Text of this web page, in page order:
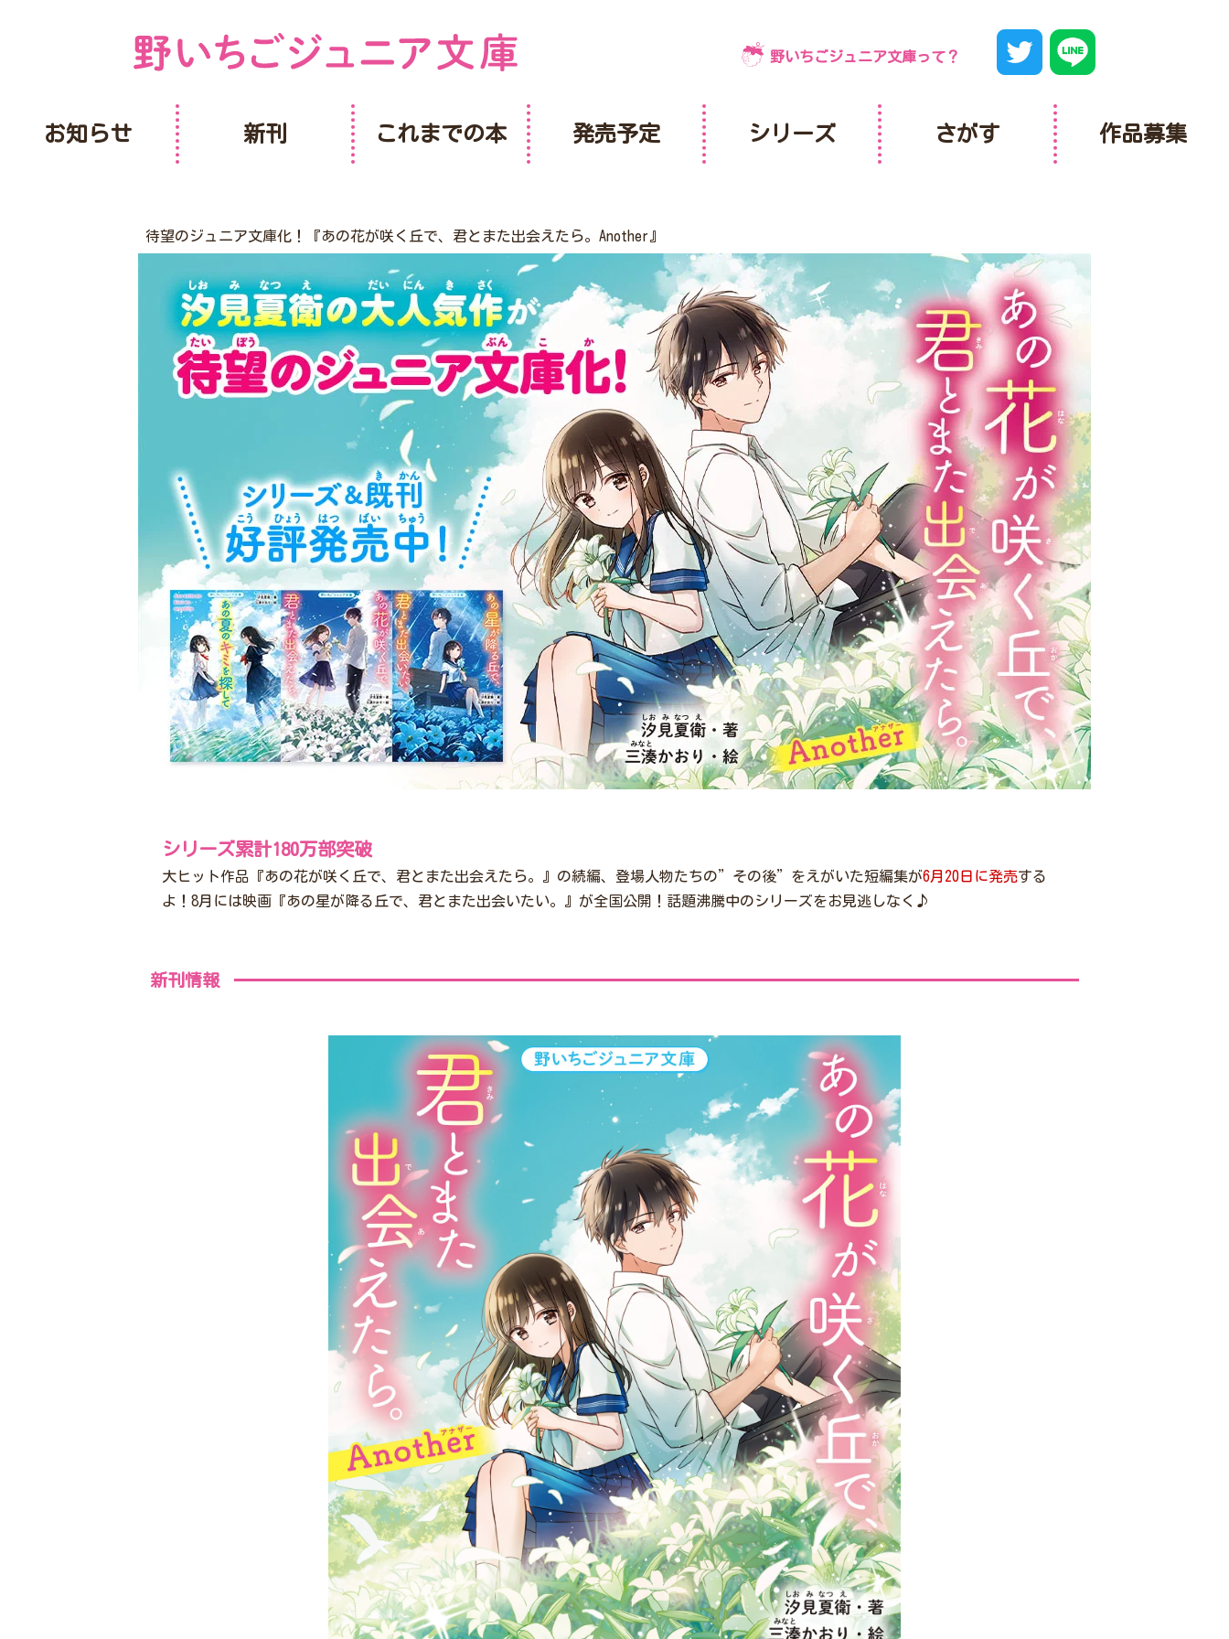
野いちごジュニア文庫って？
お知らせ 新刊 これまでの本 発売予定 シリーズ さがす 作品募集
待望のジュニア文庫化！『あの花が咲く丘で、君とまた出会えたら。Another』
シリーズ累計180万部突破
大ヒット作品『あの花が咲く丘で、君とまた出会えたら。』の続編、登場人物たちの”その後”をえがいた短編集が6月20日に発売する
よ！8月には映画『あの星が降る丘で、君とまた出会いたい。』が全国公開！話題沸騰中のシリーズをお見逃しなく♪
新刊情報